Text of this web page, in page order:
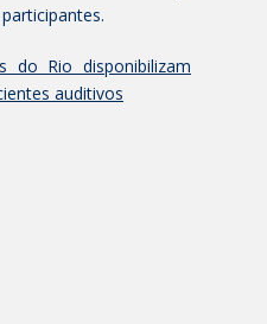
do Rio disponibilizam
auditivos